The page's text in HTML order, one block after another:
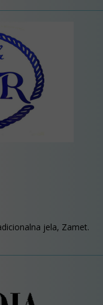
jela, Zamet.